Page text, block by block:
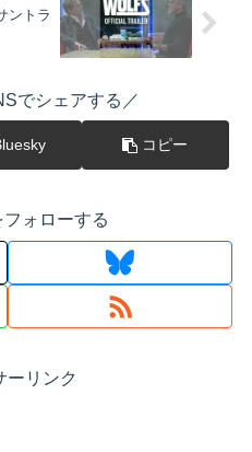
ントラ
でシェアする／
コピー
ォローする
ーリンク